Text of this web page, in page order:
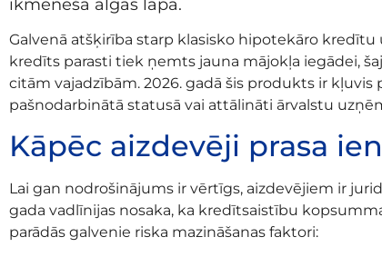
ikmēneša algas lapa.
Galvenā atšķirība starp klasisko hipotekāro
kredīts parasti tiek ņemts jauna mājokļa iegādei,
citām vajadzībām. 2026. gadā šis produkts ir
pašnodarbinātā statusā vai attālināti ārvalstu
Kāpēc aizdevēji prasa
Lai gan nodrošinājums ir vērtīgs, aizdevējiem ir
gada vadlīnijas nosaka, ka kredītsaistību
parādās galvenie riska mazināšanas faktori: